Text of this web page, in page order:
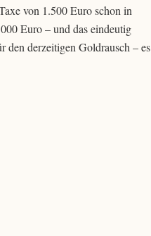
von 1.500 Euro schon in
Euro – und das eindeutig
derzeitigen Goldrausch – es